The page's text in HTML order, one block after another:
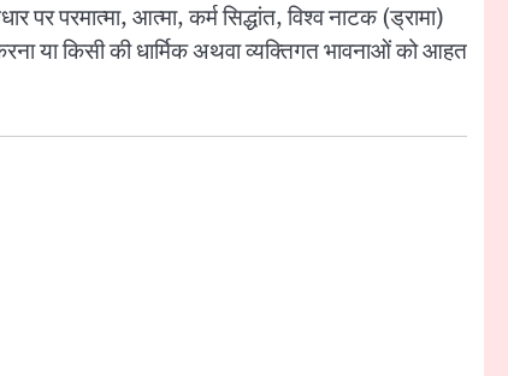
परमात्मा, आत्मा, कर्म सिद्धांत, विश्व नाटक (ड्रामा)
या किसी की धार्मिक अथवा व्यक्तिगत भावनाओं को आहत